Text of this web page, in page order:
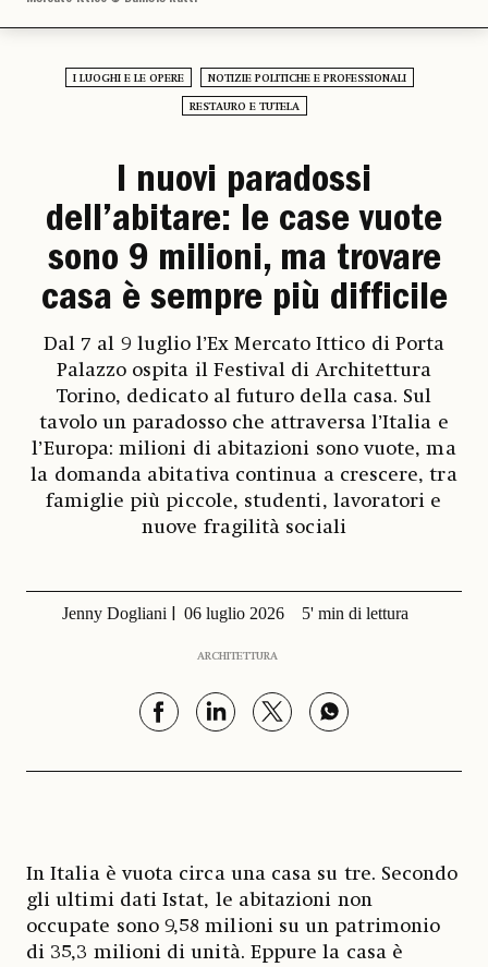
I LUOGHI E LE OPERE NOTIZIE POLITICHE E PROFESSIONALI
RESTAURO E TUTELA
I nuovi paradossi
dell’abitare: le case vuote
sono 9 milioni, ma trovare
casa è sempre più difficile
Dal 7 al 9 luglio l’Ex Mercato Ittico di Porta
Palazzo ospita il Festival di Architettura
Torino, dedicato al futuro della casa. Sul
tavolo un paradosso che attraversa l’Italia e
l’Europa: milioni di abitazioni sono vuote, ma
la domanda abitativa continua a crescere, tra
famiglie più piccole, studenti, lavoratori e
nuove fragilità sociali
Jenny Dogliani 06 luglio 2026 5' min di lettura
ARCHITETTURA
In Italia è vuota circa una casa su tre. Secondo
gli ultimi dati Istat, le abitazioni non
occupate sono 9,58 milioni su un patrimonio
di 35,3 milioni di unità. Eppure la casa è